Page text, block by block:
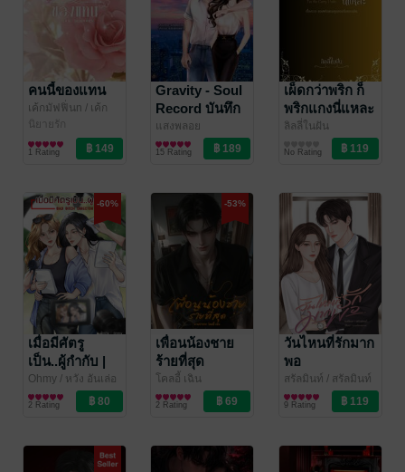
คนนี้ของแทน
เค้กมัฟฟิ่นn / เค้ก
มัฟฟิ่น
นิยายรัก
1 Rating
Gravity - Soul
Record บันทึก
วงโคจรของ
หัวใจ
แสงพลอย
นิยายรัก
15 Rating
เผ็ดกว่าพริก ก็
พริกแกงนี่แหละ
ลิลลี่ในฝัน
No Rating
-60%
เมื่อมีศัตรู
เป็น..ผู้กำกับ |
BAD BITCH
DIRECTOR
Ohmy / หวัง อันเล่อ
นิยาย Girl
Love/Yuri
2 Rating
-53%
เพื่อนน้องชาย
ร้ายที่สุด
โคลอี้ เฉิน
นิยายโรมานซ์
2 Rating
วันไหนที่รักมาก
พอ
สรัลมินท์ / สรัลมินท์
(ลัลล์นรา)
นิยายชีวิต/ดรามา
9 Rating